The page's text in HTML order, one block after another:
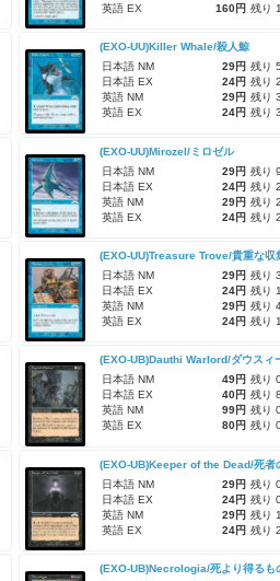
英語 EX
160円 残り
(EXO-UU)Killer Whale/殺人鯨
日本語 NM
29円 残り 5
日本語 EX
24円 残り 2
英語 NM
29円 残り
英語 EX
24円 残り 3
(EXO-UU)Mirozel/ミロゼル
日本語 NM
29円 残り 9
日本語 EX
24円 残り 2
英語 NM
29円 残り
英語 EX
24円 残り 2
(EXO-UU)Treasure Trove/貴重な収
日本語 NM
29円 残り
日本語 EX
24円 残り
英語 NM
29円 残り
英語 EX
24円 残り 1
(EXO-UB)Dauthi Warlord/ダウスィ
日本語 NM
49円 残り
日本語 EX
40円 残り 8
英語 NM
99円 残り
英語 EX
80円 残り
(EXO-UB)Keeper of the Dead/死者
日本語 NM
29円 残り
日本語 EX
24円 残り
英語 NM
29円 残り
英語 EX
24円 残り 2
(EXO-UB)Necrologia/死より得るも